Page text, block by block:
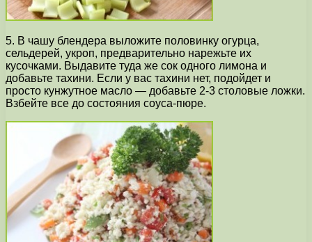
5. В чашу блендера выложите половинку огурца,
сельдерей, укроп, предварительно нарежьте их
кусочками. Выдавите туда же сок одного лимона и
добавьте тахини. Если у вас тахини нет, подойдет и
просто кунжутное масло — добавьте 2-3 столовые ложки.
Взбейте все до состояния соуса-пюре.